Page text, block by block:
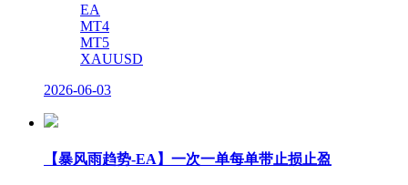
EA
MT4
MT5
XAUUSD
2026-06-03
【暴风雨趋势-EA】一次一单每单带止损止盈